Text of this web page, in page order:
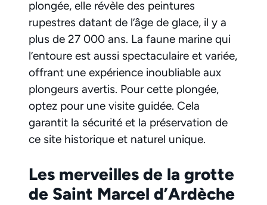
plongée, elle révèle des peintures
rupestres datant de l’âge de glace, il y a
plus de 27 000 ans. La faune marine qui
l’entoure est aussi spectaculaire et variée,
offrant une expérience inoubliable aux
plongeurs avertis. Pour cette plongée,
optez pour une visite guidée. Cela
garantit la sécurité et la préservation de
ce site historique et naturel unique.
Les merveilles de la grotte
de Saint Marcel d’Ardèche